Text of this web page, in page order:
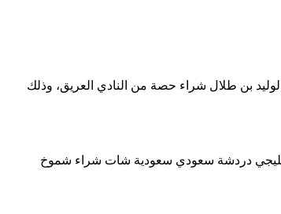
بن طلال شراء حصة من النادي العريق، وذلك
دردشة سعودي سعودية شات شراء شموخ